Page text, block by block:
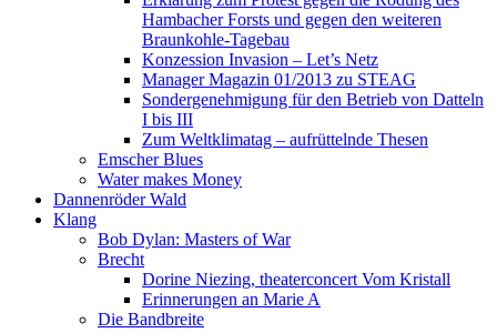
Hambacher Forsts und gegen den weiteren
Braunkohle-Tagebau
Konzession Invasion – Let’s Netz
Manager Magazin 01/2013 zu STEAG
Sondergenehmigung für den Betrieb von Datteln
I bis III
Zum Weltklimatag – aufrüttelnde Thesen
Emscher Blues
Water makes Money
Dannenröder Wald
Klang
Bob Dylan: Masters of War
Brecht
Dorine Niezing, theaterconcert Vom Kristall
Erinnerungen an Marie A
Die Bandbreite